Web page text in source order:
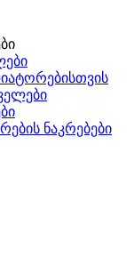
ნაკრებები